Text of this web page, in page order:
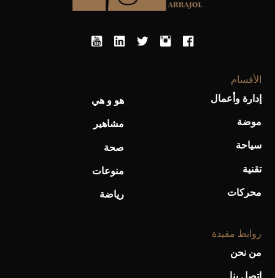
الأقسام
إدارة وأعمال
موضة
سياحة
تقنية
محركات
هو و هي
مشاهير
صحة
منوعات
رياضة
روابط مفيدة
من نحن